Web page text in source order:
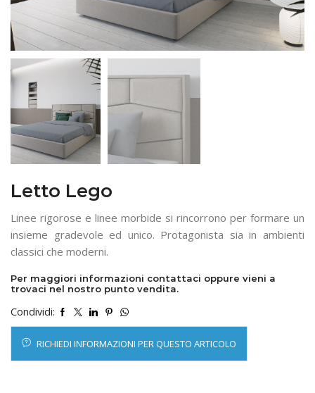
Letto Lego
Linee rigorose e linee morbide si rincorrono per formare un
insieme gradevole ed unico. Protagonista sia in ambienti
classici che moderni.
Per maggiori informazioni contattaci oppure vieni a
trovaci nel nostro punto vendita.
Condividi:
RICHIEDI INFORMAZIONI PER QUESTO ARTICOLO